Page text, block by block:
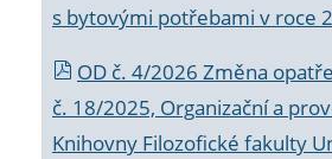
s bytovými potřebami v roce
OD č. 4/2026 Změna
č. 18/2025, Organizační a
Knihovny Filozofické fakulty